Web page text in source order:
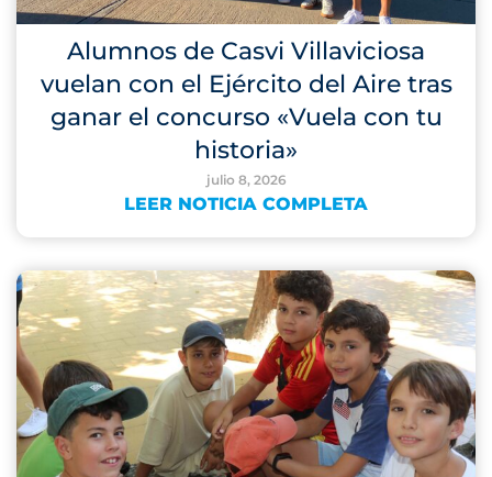
Alumnos de Casvi Villaviciosa
vuelan con el Ejército del Aire tras
ganar el concurso «Vuela con tu
historia»
julio 8, 2026
LEER NOTICIA COMPLETA